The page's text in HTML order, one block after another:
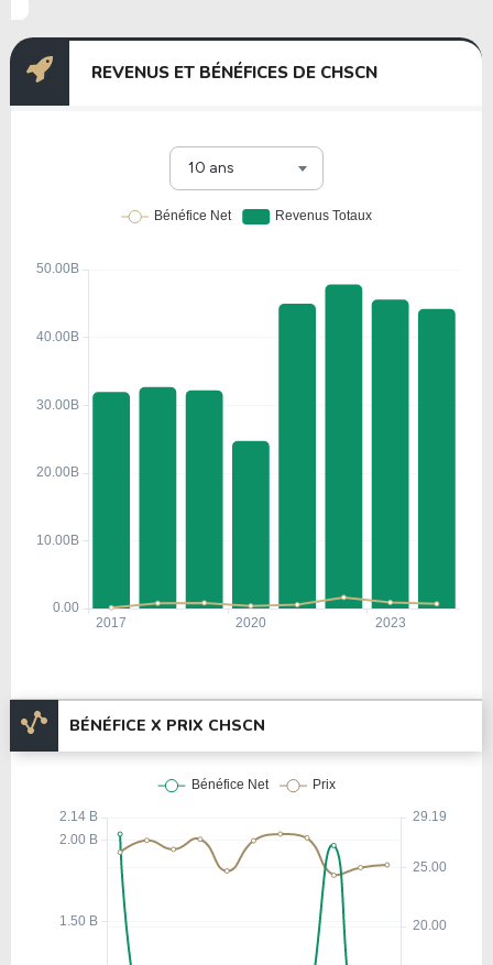
REVENUS ET BÉNÉFICES DE CHSCN
10 ans
BÉNÉFICE X PRIX CHSCN